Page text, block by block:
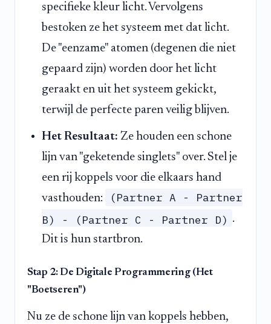
specifieke kleur licht. Vervolgens
bestoken ze het systeem met dat licht.
De "eenzame" atomen (degenen die niet
gepaard zijn) worden door het licht
geraakt en uit het systeem gekickt,
terwijl de perfecte paren veilig blijven.
Het Resultaat: Ze houden een schone
lijn van "geketende singlets" over. Stel je
een rij koppels voor die elkaars hand
vasthouden:
(Partner A - Partner
B) - (Partner C - Partner D) .
Dit is hun startbron.
Stap 2: De Digitale Programmering (Het
"Boetseren")
Nu ze de schone lijn van koppels hebben,